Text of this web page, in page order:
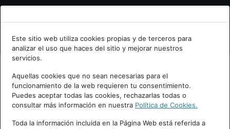
Bienvenid@ a psiquiatria.com
Escribe tu Email
Accede o regístrate con tu email.
Este sitio web utiliza cookies propias y de terceros para
analizar el uso que haces del sitio y mejorar nuestros
servicios.
Aquellas cookies que no sean necesarias para el
funcionamiento de la web requieren tu consentimiento.
Puedes aceptar todas las cookies, rechazarlas todas o
consultar más información en nuestra Política de Cookies.
Toda la información incluida en la Página Web está referida a